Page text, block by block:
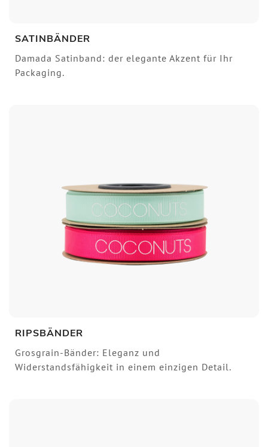
SATINBÄNDER
Damada Satinband: der elegante Akzent für Ihr
Packaging.
RIPSBÄNDER
Grosgrain-Bänder: Eleganz und
Widerstandsfähigkeit in einem einzigen Detail.